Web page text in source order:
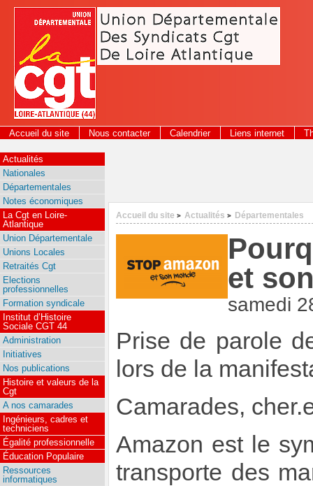
Panneau de gestion des cookies
Accueil du site Nous contacter Calendrier Liens internet
2026
Accueil du site > Actualités > Départementales
et
samedi
Prise de parole
lors de la
Camarades,
Amazon est le
transporte des
Actualités
Nationales
Départementales
Notes économiques
La Cgt en Loire-
Atlantique
Union Départementale
Unions Locales
Retraités Cgt
Elections
professionnelles
Formation syndicale
Institut d’Histoire
Sociale CGT 44
Administration
Initiatives
Nos publications
Histoire et valeurs de la
Cgt
A nos camarades
Ingénieurs, cadres et
techniciens
Égalité professionnelle
Éducation Populaire
Ressources
informatiques